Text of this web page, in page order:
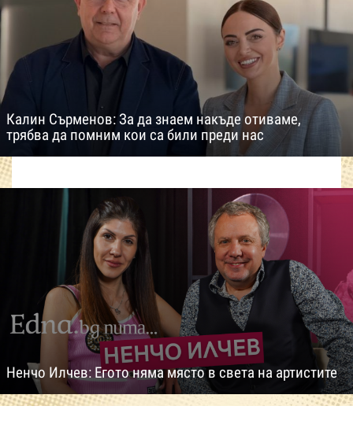
Калин Сърменов: За да знаем накъде отиваме,
трябва да помним кои са били преди нас
Ненчо Илчев: Егото няма място в света на артистите